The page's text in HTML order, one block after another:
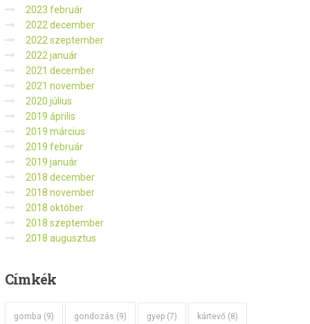
2023 február
2022 december
2022 szeptember
2022 január
2021 december
2021 november
2020 július
2019 április
2019 március
2019 február
2019 január
2018 december
2018 november
2018 október
2018 szeptember
2018 augusztus
Címkék
gomba (9) gondozás (9) gyep (7) kártevő (8)